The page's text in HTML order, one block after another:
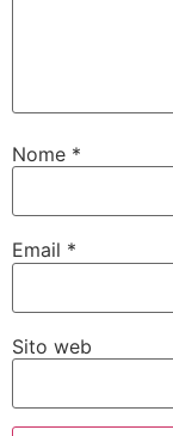
Nome *
Email *
Sito web